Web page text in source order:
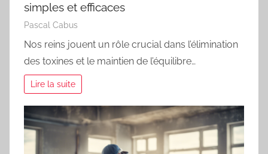
simples et efficaces
Pascal Cabus
Nos reins jouent un rôle crucial dans l’élimination
des toxines et le maintien de l’équilibre…
Lire la suite